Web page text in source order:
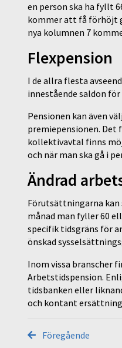
en person ska ha fyllt
kommer att få förhöjt
nya kolumnen 7
Flexpension
I de allra flesta
innestående saldon
Pensionen kan även
premiepensionen. Det
kollektivavtal finns
och när man ska gå i
Ändrad
Förutsättningarna
månad man fyller 60
specifik tidsgräns för
önskad
Inom vissa branscher
Arbetstidspension.
tidsbanken eller
och kontant
Föregående